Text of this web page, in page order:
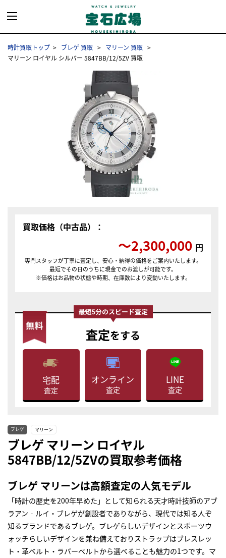
時計買取トップ ブレゲ 買取
マリーン 買取
マリーン ロイヤル シルバー 5847BB/12/5ZV 買取
買取価格（中古品）：
〜2,300,000 円
専門スタッフが丁寧に査定し、安心・納得の価格をご案内いたします。
最短でその日のうちに現金でのお渡しが可能です。
※価格はお品物の状態や時期、在庫数により変動いたします。
査定をする
宅配
査定
オンライン
査定
LINE
査定
ブレゲ マリーン
ブレゲ マリーン ロイヤル
5847BB/12/5ZVの買取参考価格
ブレゲ マリーンは高額査定の人気モデル
「時計の歴史を200年早めた」として知られる天才時計技師のアブ
ラアン‐ルイ・ブレゲが創設者でありながら、現代では知る人ぞ
知るブランドであるブレゲ。ブレゲらしいデザインとスポーツウ
ォッチらしいデザインを兼ね備えておりストラップはブレスレッ
ト・革ベルト・ラバーベルトから選べることも魅力の1つです。マ